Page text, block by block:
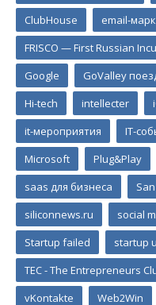
ClubHouse
email-
FRISCO — First Russian
Google
GoValley
Hi-tech
intellecter
it-мероприятия
IT-
Microsoft
Plug&Play
saas для бизнеса
siliconnews.ru
social
Startup failed
startup
TEC - The Entrepreneurs
vKontakte
Web2Win